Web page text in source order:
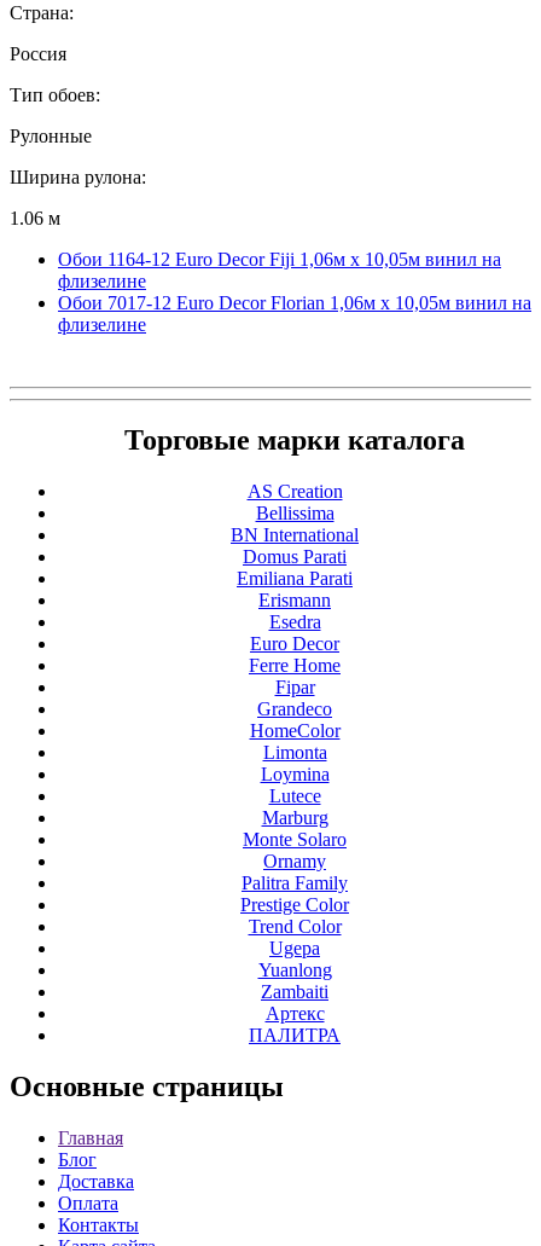
Страна:
Россия
Тип обоев:
Рулонные
Ширина рулона:
1.06 м
Обои 1164-12 Euro Decor Fiji 1,06м х 10,05м винил на
флизелине
Обои 7017-12 Euro Decor Florian 1,06м х 10,05м винил на
флизелине
Торговые марки каталога
AS Creation
Bellissima
BN International
Domus Parati
Emiliana Parati
Erismann
Esedra
Euro Decor
Ferre Home
Fipar
Grandeco
HomeColor
Limonta
Loymina
Lutece
Marburg
Monte Solaro
Ornamy
Palitra Family
Prestige Color
Trend Color
Ugepa
Yuanlong
Zambaiti
Артекс
ПАЛИТРА
Основные страницы
Главная
Блог
Доставка
Оплата
Контакты